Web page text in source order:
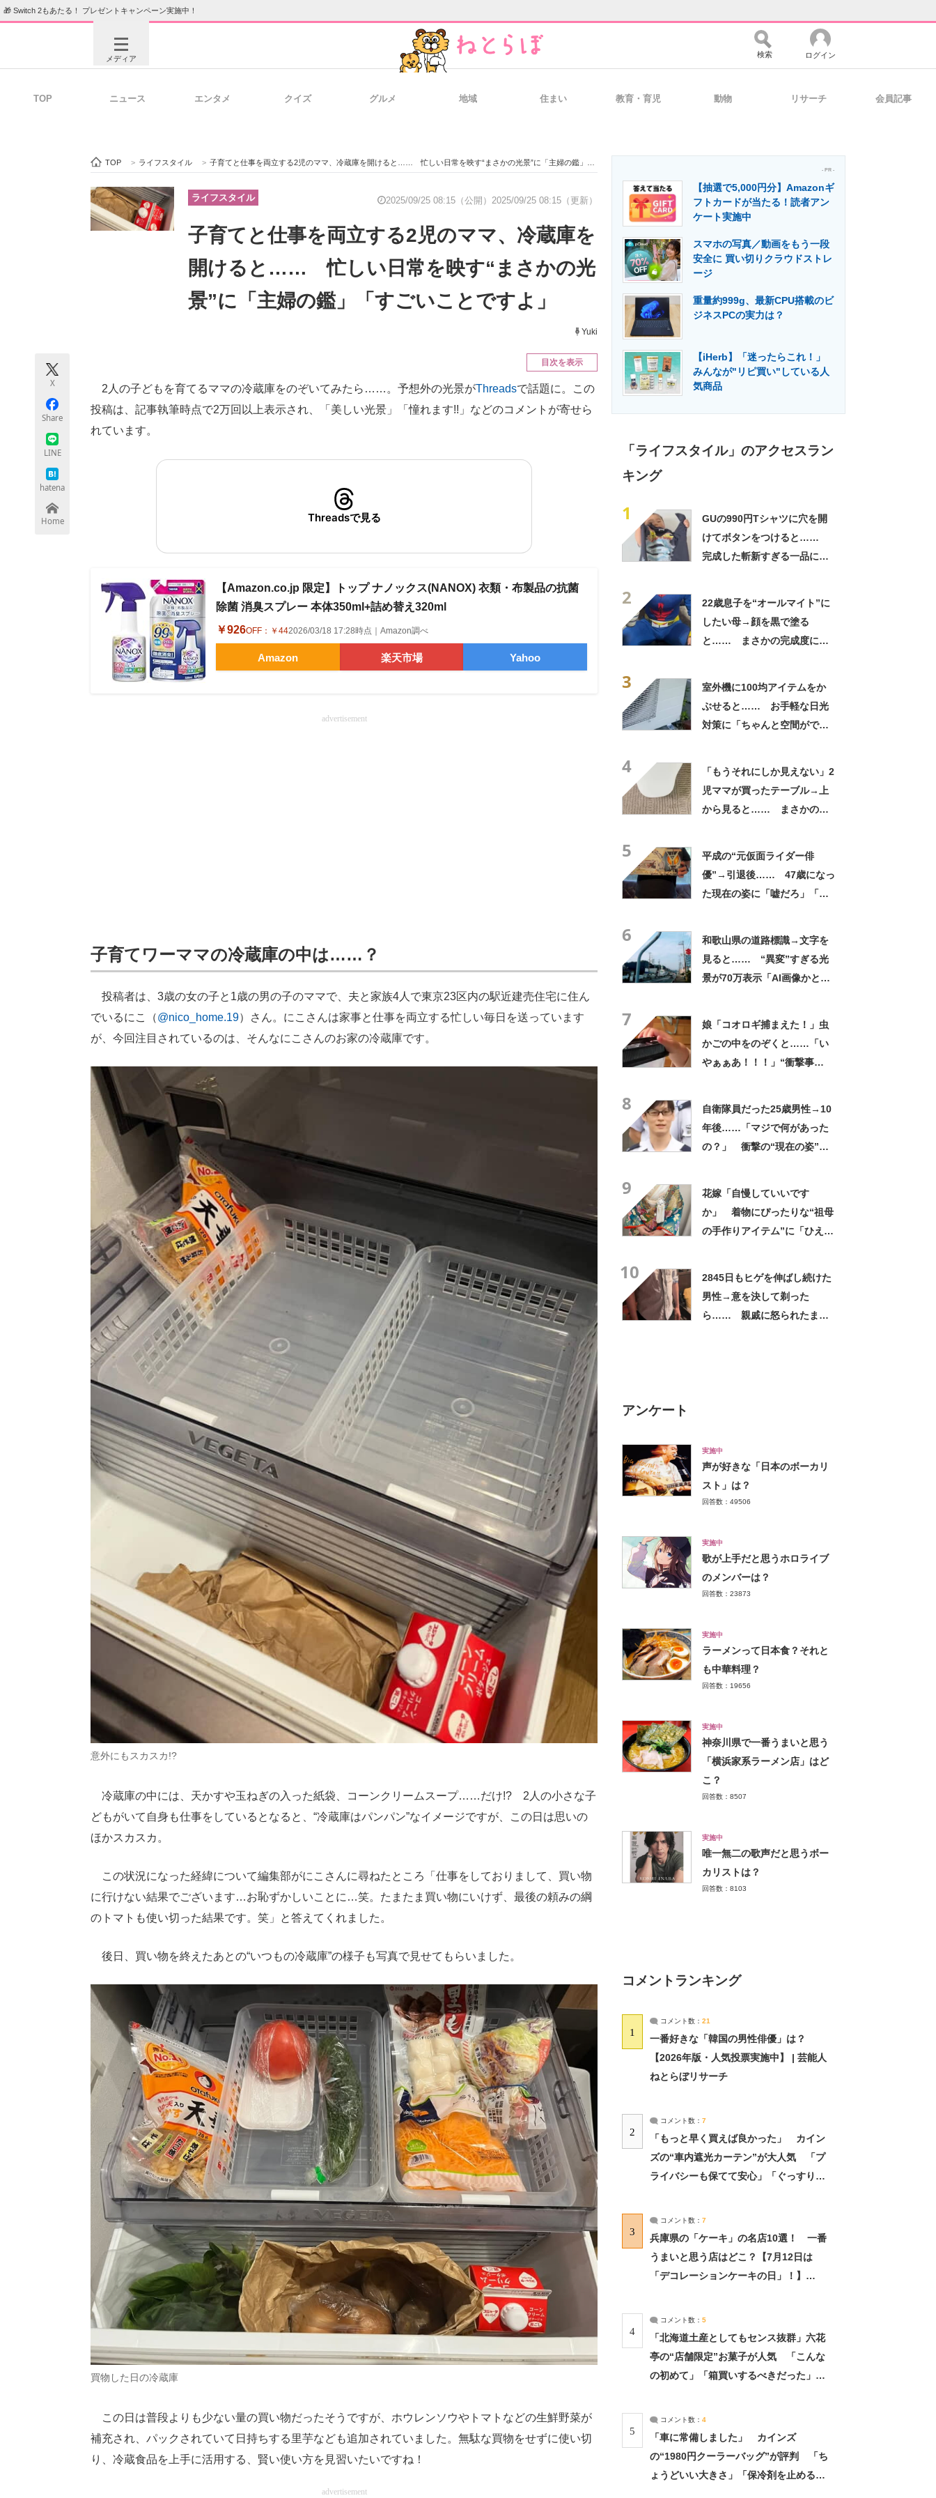
🎁 Switch 2もあたる！ プレゼントキャンペーン実施中！
メディア
ビジネスと働き方のヒント 経営リーダーのコミュニティ マーケ×ITの今がよく分かる
企業向けIT製品の総合サイト IT製品の技術・比較・事例 製造業のIT導入・活用を支援
エネルギーの専門メディア 建設×テクノロジーの最前線
ちょっと気になるネットの話題
検索 ログイン
TOP ニュース エンタメ クイズ グルメ 地域 住まい 教育・育児 動物 リサーチ 会員記事
TOP > ライフスタイル > 子育てと仕事を両立する2児のママ、冷蔵庫を開けると…… 忙しい日常を映す“まさかの光景”に「主婦の鑑」「すごいことですよ」
ライフスタイル 2025/09/25 08:15（公開） 2025/09/25 08:15（更新）
子育てと仕事を両立する2児のママ、冷蔵庫を
開けると…… 忙しい日常を映す“まさかの光
景”に「主婦の鑑」「すごいことですよ」
Yuki
X
Share
LINE
hatena
Home
目次を表示
2人の子どもを育てるママの冷蔵庫をのぞいてみたら……。予想外の光景がThreadsで話題に。この
投稿は、記事執筆時点で2万回以上表示され、「美しい光景」「憧れます!!」などのコメントが寄せら
れています。
Threadsで見る
【Amazon.co.jp 限定】トップ ナノックス(NANOX) 衣類・布製品の抗菌
除菌 消臭スプレー 本体350ml+詰め替え320ml
￥926OFF： ￥442026/03/18 17:28時点｜Amazon調べ
Amazon 楽天市場 Yahoo
advertisement
子育てワーママの冷蔵庫の中は……？
投稿者は、3歳の女の子と1歳の男の子のママで、夫と家族4人で東京23区内の駅近建売住宅に住ん
でいるにこ（@nico_home.19）さん。にこさんは家事と仕事を両立する忙しい毎日を送っています
が、今回注目されているのは、そんなにこさんのお家の冷蔵庫です。
意外にもスカスカ!?
冷蔵庫の中には、天かすや玉ねぎの入った紙袋、コーンクリームスープ……だけ!? 2人の小さな子
どもがいて自身も仕事をしているとなると、“冷蔵庫はパンパン”なイメージですが、この日は思いの
ほかスカスカ。
この状況になった経緯について編集部がにこさんに尋ねたところ「仕事をしておりまして、買い物
に行けない結果でございます…お恥ずかしいことに…笑。たまたま買い物にいけず、最後の頼みの綱
のトマトも使い切った結果です。笑」と答えてくれました。
後日、買い物を終えたあとの“いつもの冷蔵庫”の様子も写真で見せてもらいました。
買物した日の冷蔵庫
この日は普段よりも少ない量の買い物だったそうですが、ホウレンソウやトマトなどの生鮮野菜が
補充され、パックされていて日持ちする里芋なども追加されていました。無駄な買物をせずに使い切
り、冷蔵食品を上手に活用する、賢い使い方を見習いたいですね！
advertisement
- PR -
【抽選で5,000円分】Amazonギ
フトカードが当たる！読者アン
ケート実施中
スマホの写真／動画をもう一段
安全に 買い切りクラウドストレ
ージ
重量約999g、最新CPU搭載のビ
ジネスPCの実力は？
【iHerb】「迷ったらこれ！」
みんなが"リピ買い"している人
気商品
「ライフスタイル」のアクセスラン
キング
1
GUの990円Tシャツに穴を開
けてボタンをつけると……
完成した斬新すぎる一品に称
2
22歳息子を“オールマイト”に
したい母→顔を黒で塗る
と…… まさかの完成度に
3
室外機に100均アイテムをか
ぶせると…… お手軽な日光
対策に「ちゃんと空間ができ
4
「もうそれにしか見えない」2
児ママが買ったテーブル→上
から見ると…… まさかの光
5
平成の“元仮面ライダー俳
優”→引退後…… 47歳になっ
た現在の姿に「嘘だろ」「声
6
和歌山県の道路標識→文字を
見ると…… “異変”すぎる光
景が70万表示「AI画像かとお
7
娘「コオロギ捕まえた！」虫
かごの中をのぞくと……「い
やぁぁあ！！！」“衝撃事
8
自衛隊員だった25歳男性→10
年後……「マジで何があった
の？」 衝撃の“現在の姿”が
9
花嫁「自慢していいです
か」 着物にぴったりな“祖母
の手作りアイテム”に「ひえ
10
2845日もヒゲを伸ばし続けた
男性→意を決して剃った
ら…… 親戚に怒られたまさ
アンケート
実施中
声が好きな「日本のボーカリ
スト」は？
回答数：49506
実施中
歌が上手だと思うホロライブ
のメンバーは？
回答数：23873
実施中
ラーメンって日本食？それと
も中華料理？
回答数：19656
実施中
神奈川県で一番うまいと思う
「横浜家系ラーメン店」はど
こ？
回答数：8507
実施中
唯一無二の歌声だと思うボー
カリストは？
回答数：8103
コメントランキング
1
コメント数： 21
一番好きな「韓国の男性俳優」は？
【2026年版・人気投票実施中】 | 芸能人
ねとらぼリサーチ
2
コメント数： 7
「もっと早く買えば良かった」 カイン
ズの“車内遮光カーテン”が大人気 「プ
ライバシーも保てて安心」「ぐっすり眠
3
コメント数： 7
兵庫県の「ケーキ」の名店10選！ 一番
うまいと思う店はどこ？【7月12日は
「デコレーションケーキの日」！】
4
コメント数： 5
「北海道土産としてもセンス抜群」六花
亭の“店舗限定”お菓子が人気 「こんな
の初めて」「箱買いするべきだった」
5
コメント数： 4
「車に常備しました」 カインズ
の“1980円クーラーバッグ”が評判 「ち
ょうどいい大きさ」「保冷剤を止めるベ